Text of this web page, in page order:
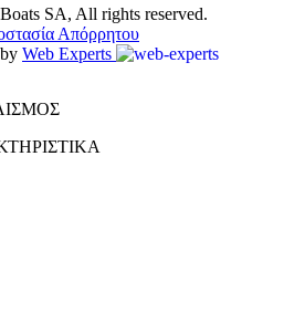
SA, All rights reserved.
Απόρρητου
Web Experts